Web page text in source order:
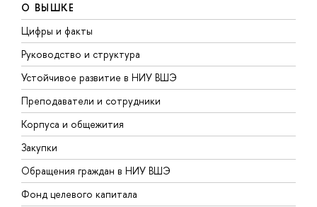
О ВЫШКЕ
Цифры и факты
Руководство и структура
Устойчивое развитие в НИУ ВШЭ
Преподаватели и сотрудники
Корпуса и общежития
Закупки
Обращения граждан в НИУ ВШЭ
Фонд целевого капитала